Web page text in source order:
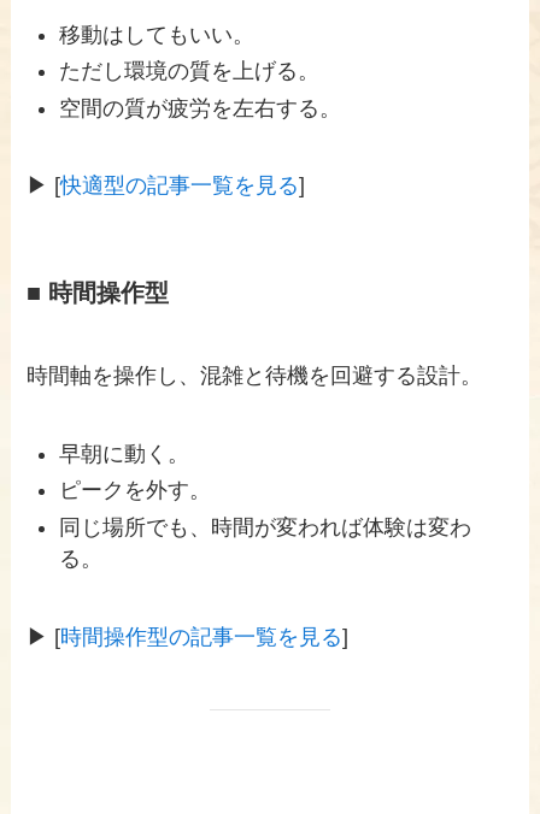
移動はしてもいい。
ただし環境の質を上げる。
空間の質が疲労を左右する。
▶ [快適型の記事一覧を見る]
■ 時間操作型
時間軸を操作し、混雑と待機を回避する設計。
早朝に動く。
ピークを外す。
同じ場所でも、時間が変われば体験は変わ
る。
▶ [時間操作型の記事一覧を見る]